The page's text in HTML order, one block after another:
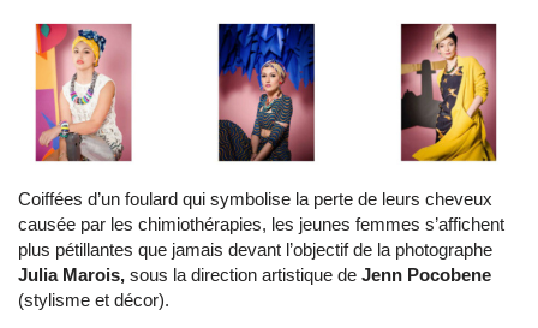
Coiffées d’un foulard qui symbolise la perte de leurs cheveux
causée par les chimiothérapies, les jeunes femmes s’affichent
plus pétillantes que jamais devant l’objectif de la photographe
Julia Marois, sous la direction artistique de Jenn Pocobene
(stylisme et décor).